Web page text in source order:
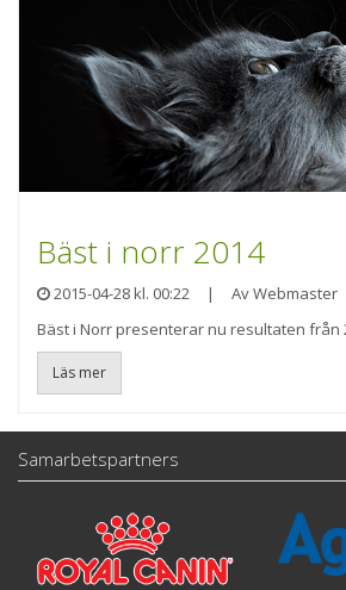
Bäst i norr 2014
2015-04-28 kl. 00:22 |
Av Webmaster
Bäst i Norr presenterar nu resultaten från
Läs mer
Samarbetspartners